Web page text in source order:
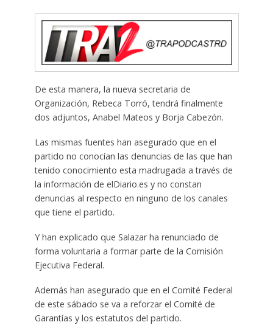
De esta manera, la nueva secretaria de
Organización, Rebeca Torró, tendrá finalmente
dos adjuntos, Anabel Mateos y Borja Cabezón.
Las mismas fuentes han asegurado que en el
partido no conocían las denuncias de las que han
tenido conocimiento esta madrugada a través de
la información de elDiario.es y no constan
denuncias al respecto en ninguno de los canales
que tiene el partido.
Y han explicado que Salazar ha renunciado de
forma voluntaria a formar parte de la Comisión
Ejecutiva Federal.
Además han asegurado que en el Comité Federal
de este sábado se va a reforzar el Comité de
Garantías y los estatutos del partido.